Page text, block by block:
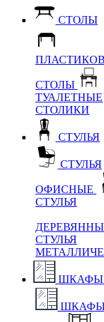
СТОЛЫ
СТОЛЫ
ТУАЛЕТНЫЕ
СТОЛИКИ
СТУЛЬЯ
СТУЛЬЯ
ОФИСНЫЕ
СТУЛЬЯ
СТУЛЬЯ
ШКАФЫ